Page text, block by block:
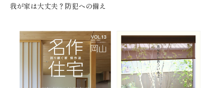
我が家は大丈夫？防犯への備え